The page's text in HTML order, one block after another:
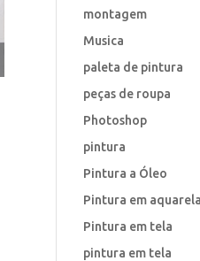
montagem
Musica
paleta de pintura
peças de roupa
Photoshop
pintura
Pintura a Óleo
Pintura em aquarela
Pintura em tela
pintura em tela